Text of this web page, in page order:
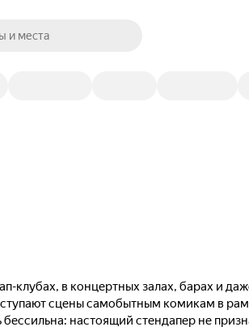
и места
клубах, в концертных залах, барах и
сцены самобытным комикам в
настоящий стендапер не